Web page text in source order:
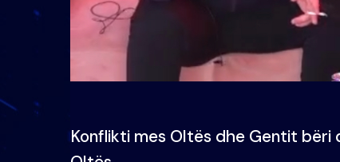
Konflikti mes Oltës dhe Gentit